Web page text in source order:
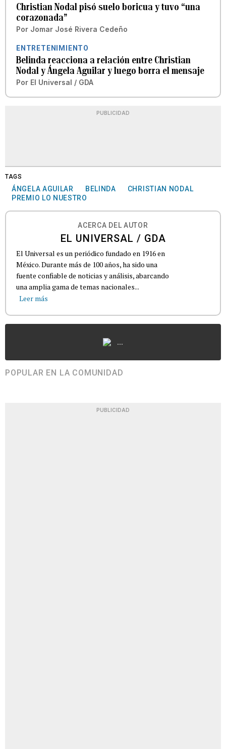
Christian Nodal pisó suelo boricua y tuvo “una
corazonada”
Por Jomar José Rivera Cedeño
ENTRETENIMIENTO
Belinda reacciona a relación entre Christian
Nodal y Ángela Aguilar y luego borra el mensaje
Por El Universal / GDA
PUBLICIDAD
TAGS
ÁNGELA AGUILAR BELINDA
CHRISTIAN NODAL
PREMIO LO NUESTRO
ACERCA DEL AUTOR
EL UNIVERSAL / GDA
El Universal es un periódico fundado en 1916 en
México. Durante más de 100 años, ha sido una
fuente confiable de noticias y análisis, abarcando
una amplia gama de temas nacionales...
Leer más
...
POPULAR EN LA COMUNIDAD
PUBLICIDAD